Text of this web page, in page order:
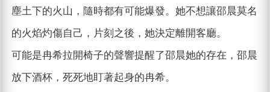
塵土下的火山，隨時都有可能爆發。她不想讓邵晨莫名
的火焰灼傷自己，片刻之後，她決定離開客廳。
可能是冉希拉開椅子的聲響提醒了邵晨她的存在，邵晨
放下酒杯，死死地盯著起身的冉希。